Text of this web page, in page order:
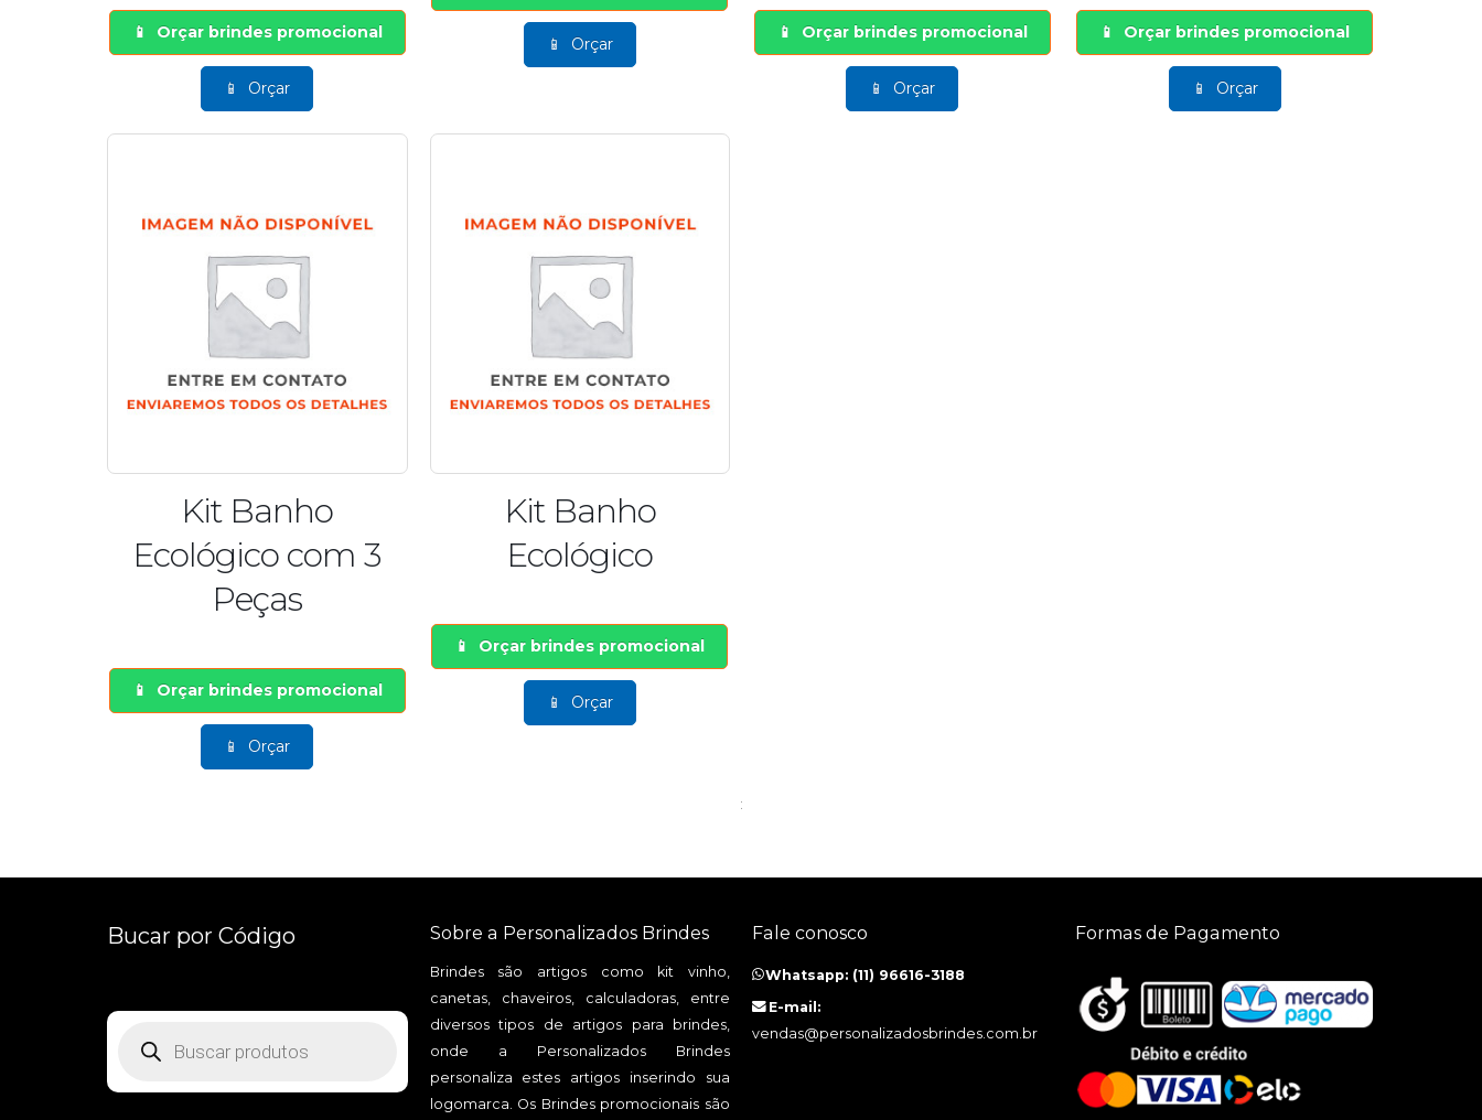
Orçar brindes promocional
Orçar
Orçar
Orçar brindes promocional
Orçar
Orçar brindes promocional
Orçar
Kit Banho
Ecológico com 3
Peças
Orçar brindes promocional
Orçar
Kit Banho
Ecológico
Orçar brindes promocional
Orçar
:
Bucar por Código
produtos
Sobre a Personalizados Brindes
Brindes são artigos como kit vinho,
canetas, chaveiros, calculadoras, entre
diversos tipos de artigos para brindes,
onde a Personalizados Brindes
personaliza estes artigos inserindo sua
logomarca. Os Brindes promocionais são
Fale conosco
Whatsapp: (11) 96616-3188
E-mail:
vendas@personalizadosbrindes.com.br
Formas de Pagamento